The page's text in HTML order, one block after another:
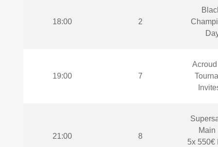
18:00 2
19:00 7
21:00 8
Main
5x 550€